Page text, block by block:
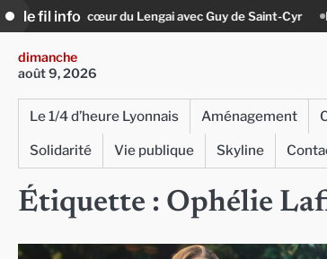
Skip
to
content
le fil info
cœur du Lengai avec Guy de Saint-Cyr Le Crépin de
dimanche
août 9, 2026
Le 1/4 d’heure Lyonnais Aménagement
Solidarité
Vie publique Skyline
Étiquette : Ophélie